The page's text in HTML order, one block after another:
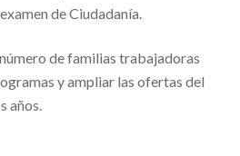
de Ciudadanía.
de familias trabajadoras
y ampliar las ofertas del
años.